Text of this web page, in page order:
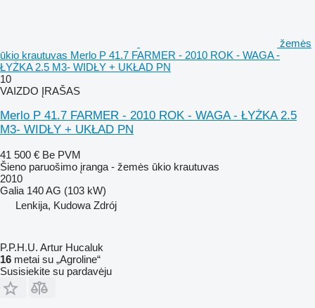
žemės
ūkio krautuvas Merlo P 41.7 FARMER - 2010 ROK - WAGA -
ŁYŻKA 2.5 M3- WIDŁY + UKŁAD PN
10
VAIZDO ĮRAŠAS
Merlo P 41.7 FARMER - 2010 ROK - WAGA - ŁYŻKA 2.5
M3- WIDŁY + UKŁAD PN
41 500 € Be PVM
Šieno paruošimo įranga - žemės ūkio krautuvas
2010
Galia 140 AG (103 kW)
Lenkija, Kudowa Zdrój
P.P.H.U. Artur Hucaluk
16 metai su „Agroline“
Susisiekite su pardavėju